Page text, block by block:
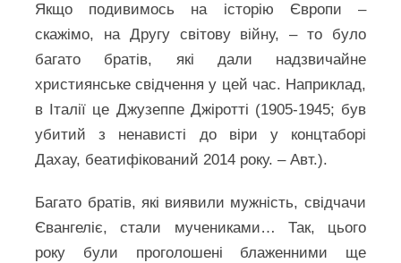
Якщо подивимось на історію Європи –
скажімо, на Другу світову війну, – то було
багато братів, які дали надзвичайне
християнське свідчення у цей час. Наприклад,
в Італії це Джузеппе Джіротті (1905-1945; був
убитий з ненависті до віри у концтаборі
Дахау, беатифікований 2014 року. – Авт.).
Багато братів, які виявили мужність, свідчачи
Євангеліє, стали мучениками… Так, цього
року були проголошені блаженними ще